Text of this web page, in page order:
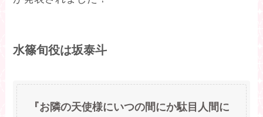
水篠旬役は坂泰斗
『お隣の天使様にいつの間にか駄目人間に